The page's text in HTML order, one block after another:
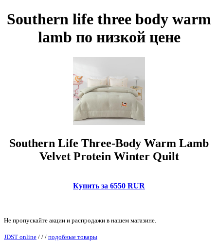
Southern life three body warm
lamb по низкой цене
Southern Life Three-Body Warm Lamb
Velvet Protein Winter Quilt
Купить за 6550 RUR
Не пропускайте акции и распродажи в нашем магазине.
JDST online / / / подобные товары